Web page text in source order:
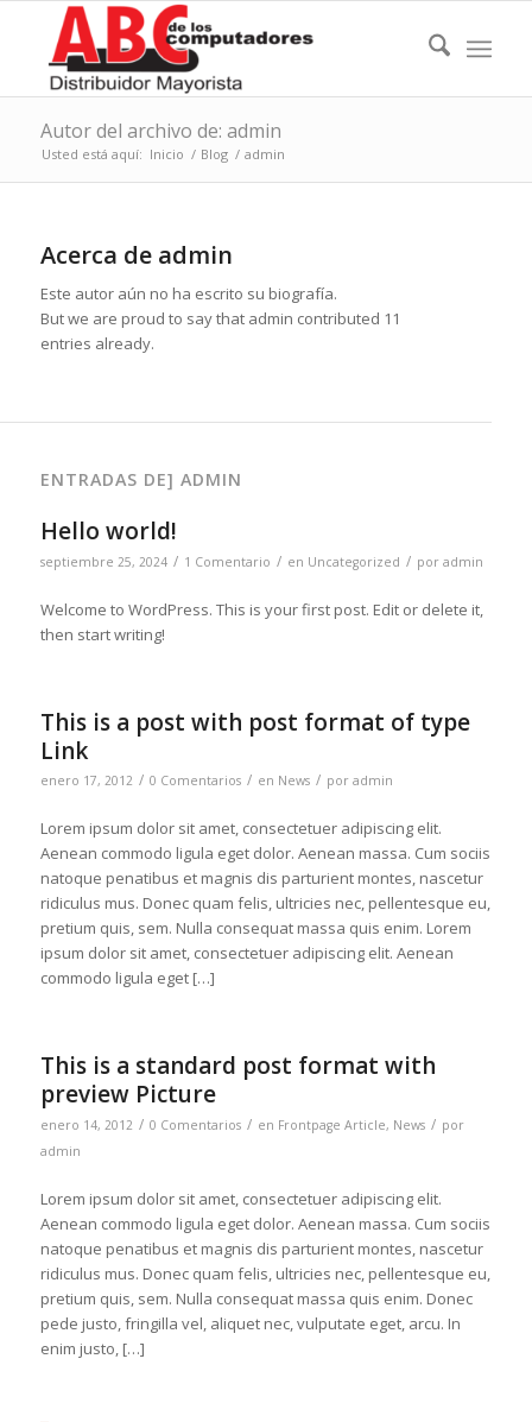
Autor del archivo de: admin
Usted está aquí: Inicio / Blog / admin
Acerca de admin
Este autor aún no ha escrito su biografía.
But we are proud to say that admin contributed 11
entries already.
ENTRADAS DE] ADMIN
Hello world!
septiembre 25, 2024 / 1 Comentario / en Uncategorized / por admin
Welcome to WordPress. This is your first post. Edit or delete it,
then start writing!
This is a post with post format of type
Link
enero 17, 2012 / 0 Comentarios / en News / por admin
Lorem ipsum dolor sit amet, consectetuer adipiscing elit.
Aenean commodo ligula eget dolor. Aenean massa. Cum sociis
natoque penatibus et magnis dis parturient montes, nascetur
ridiculus mus. Donec quam felis, ultricies nec, pellentesque eu,
pretium quis, sem. Nulla consequat massa quis enim. Lorem
ipsum dolor sit amet, consectetuer adipiscing elit. Aenean
commodo ligula eget […]
This is a standard post format with
preview Picture
enero 14, 2012 / 0 Comentarios / en Frontpage Article, News / por
admin
Lorem ipsum dolor sit amet, consectetuer adipiscing elit.
Aenean commodo ligula eget dolor. Aenean massa. Cum sociis
natoque penatibus et magnis dis parturient montes, nascetur
ridiculus mus. Donec quam felis, ultricies nec, pellentesque eu,
pretium quis, sem. Nulla consequat massa quis enim. Donec
pede justo, fringilla vel, aliquet nec, vulputate eget, arcu. In
enim justo, […]